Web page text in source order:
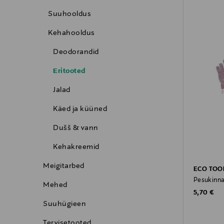
Suuhooldus
Kehahooldus
Deodorandid
Eritooted
Jalad
Käed ja küüned
Dušš & vann
Kehakreemid
Meigitarbed
Mehed
Suuhügieen
ECO
Original
5,70 €